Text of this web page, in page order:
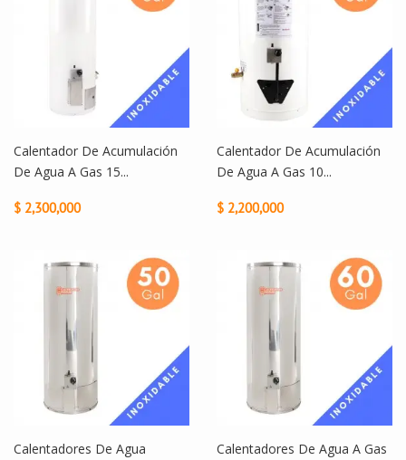
Calentador De Acumulación
De Agua A Gas 15...
$ 2,300,000
Calentador De Acumulación
De Agua A Gas 10...
$ 2,200,000
Calentadores De Agua
Calentadores De Agua A Gas